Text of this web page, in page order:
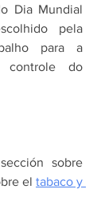
Dia Mundial
pela
para a
controle do
sobre
el tabaco y